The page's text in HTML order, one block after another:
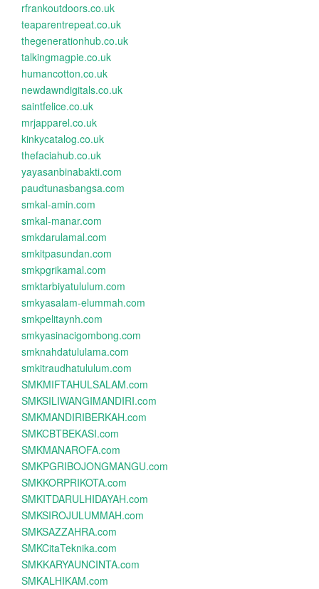
rfrankoutdoors.co.uk
teaparentrepeat.co.uk
thegenerationhub.co.uk
talkingmagpie.co.uk
humancotton.co.uk
newdawndigitals.co.uk
saintfelice.co.uk
mrjapparel.co.uk
kinkycatalog.co.uk
thefaciahub.co.uk
yayasanbinabakti.com
paudtunasbangsa.com
smkal-amin.com
smkal-manar.com
smkdarulamal.com
smkitpasundan.com
smkpgrikamal.com
smktarbiyatululum.com
smkyasalam-elummah.com
smkpelitaynh.com
smkyasinacigombong.com
smknahdatululama.com
smkitraudhatululum.com
SMKMIFTAHULSALAM.com
SMKSILIWANGIMANDIRI.com
SMKMANDIRIBERKAH.com
SMKCBTBEKASI.com
SMKMANAROFA.com
SMKPGRIBOJONGMANGU.com
SMKKORPRIKOTA.com
SMKITDARULHIDAYAH.com
SMKSIROJULUMMAH.com
SMKSAZZAHRA.com
SMKCitaTeknika.com
SMKKARYAUNCINTA.com
SMKALHIKAM.com